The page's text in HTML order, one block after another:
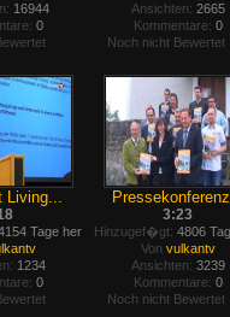
16944
0
Ansichten: 2665
Kommentare: 0
Noch nicht Bewertet
Living...
Tage her
1234
0
3:23
Hinzugef�gt: 4806
Von vulkantv
Ansichten: 3239
Kommentare: 0
Noch nicht Bewertet